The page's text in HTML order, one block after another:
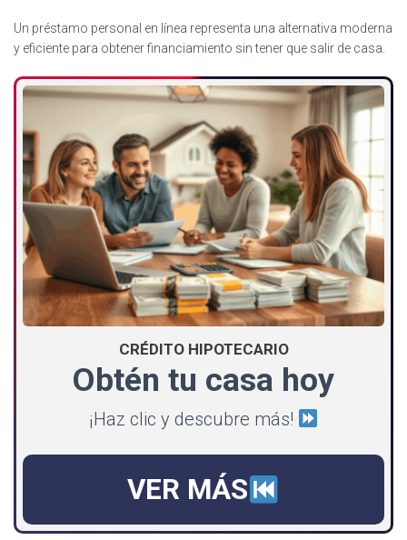
Un préstamo personal en línea representa una alternativa moderna
y eficiente para obtener financiamiento sin tener que salir de casa.
CRÉDITO HIPOTECARIO
Obtén tu casa hoy
¡Haz clic y descubre más!
VER MÁS